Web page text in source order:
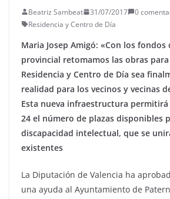
Beatriz Sambeat 31/07/2017
0
Residencia y Centro de Día
Maria Josep Amigó: «Con los
provincial retomamos las obras
Residencia y Centro de Día sea
realidad para los vecinos y vecinas
Esta nueva infraestructura
24 el número de plazas disponibles
discapacidad intelectual, que se
existentes
La Diputación de Valencia ha
una ayuda al Ayuntamiento de